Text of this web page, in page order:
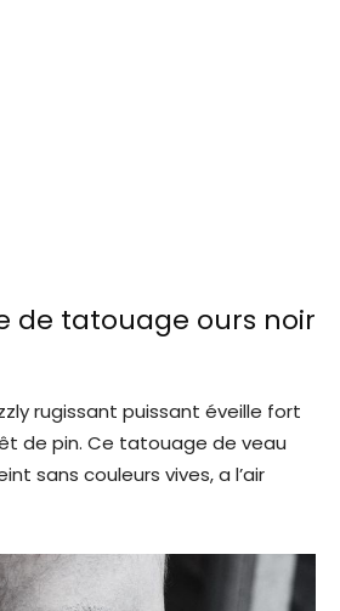
de tatouage ours noir
rugissant puissant éveille fort
de pin. Ce tatouage de veau
sans couleurs vives, a l’air